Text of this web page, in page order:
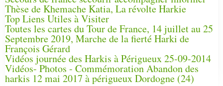
Thèse de Khemache Katia, La révolte Harkie
Top Liens Utiles à Visiter
Toutes les cartes du Tour de France, 14 juillet au 25
Septembre 2019, Marche de la fierté Harki de
François Gérard
Vidéos journée des Harkis à Périgueux 25-09-2014
Vidéos- Photos - Commémoration Abandon des
harkis 12 mai 2017 à périgueux Dordogne (24)